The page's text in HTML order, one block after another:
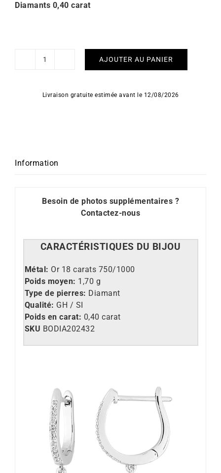
Diamants 0,40 carat
quantité
d'Oreilles
AJOUTER AU PANIER
Livraison gratuite estimée avant le 12/08/2026
Information
Besoin de photos supplémentaires ?
Contactez-nous
CARACTÉRISTIQUES DU BIJOU
Métal: Or 18 carats 750/1000
Poids moyen: 1,70 g
Type de pierres: Diamant
Qualité: GH / SI
Poids en carat: 0,40 carat
SKU BODIA202432